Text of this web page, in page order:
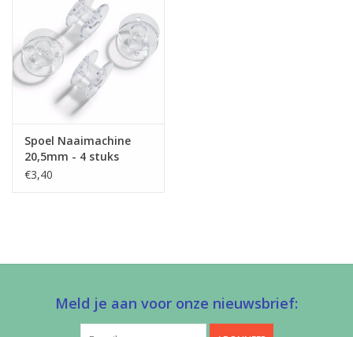
Spoel Naaimachine
20,5mm - 4 stuks
€3,40
Meld je aan voor onze nieuwsbrief: